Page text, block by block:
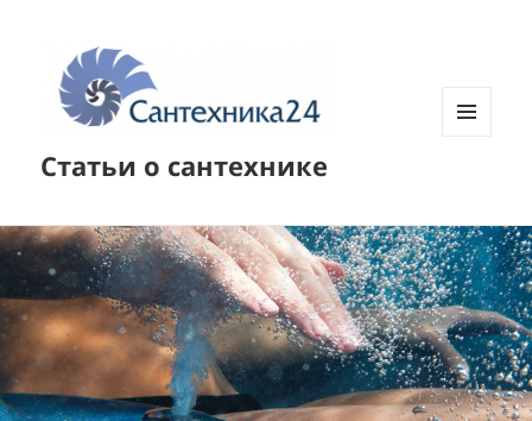
Статьи о сантехнике